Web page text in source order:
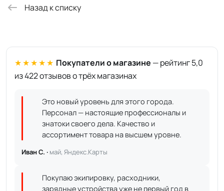
Назад к списку
★★★★★ Покупатели о магазине — рейтинг 5,0
из 422 отзывов о трёх магазинах
Это новый уровень для этого города.
Персонал — настоящие профессионалы и
знатоки своего дела. Качество и
ассортимент товара на высшем уровне.
Иван С. · май, Яндекс.Карты
Покупаю экипировку, расходники,
зарядные устройства уже не первый год в